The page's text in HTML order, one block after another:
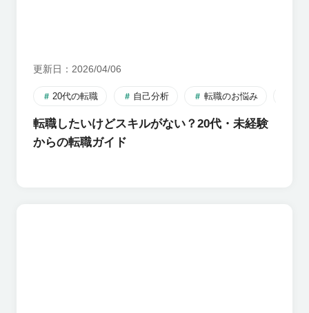
更新日 2026/04/06
20代の転職 自己分析 転職のお悩み
転職したいけどスキルがない？20代・未経験
からの転職ガイド